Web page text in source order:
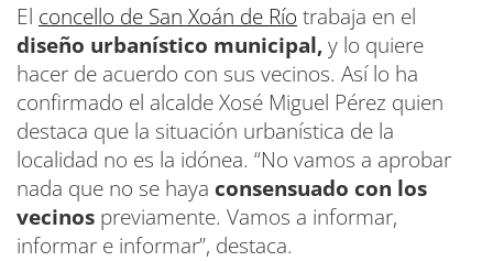
El concello de San Xoán de Río trabaja en el
diseño urbanístico municipal,y lo quiere
hacer de acuerdo con sus vecinos. Así lo ha
confirmado el alcalde Xosé Miguel Pérez quien
destaca que la situación urbanística de la
localidad no es la idónea. “No vamos a aprobar
nada que no se haya consensuado con los
vecinos previamente. Vamos a informar,
informar e informar”, destaca.